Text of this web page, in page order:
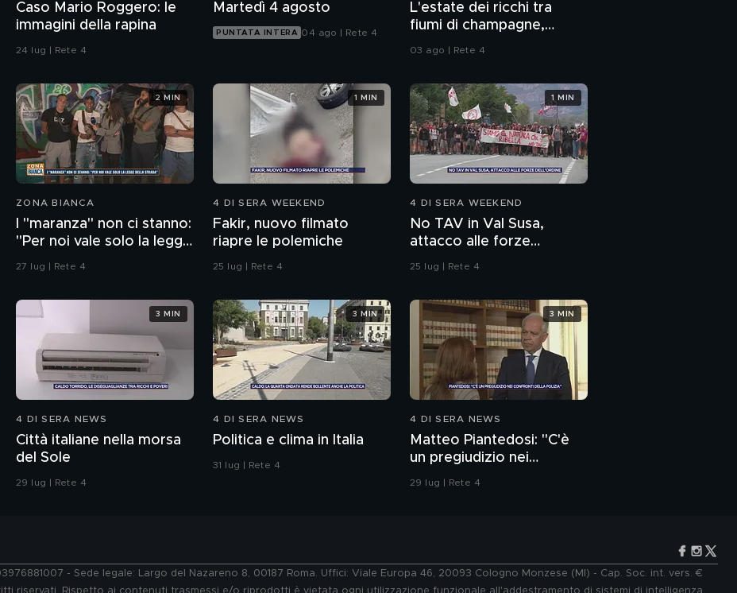
Caso Mario Roggero: le
immagini della rapina
24 lug | Rete 4
Martedì 4 agosto
PUNTATA INTERA 04 ago | Rete 4
L'estate dei ricchi tra
fiumi di champagne,
ostriche ed eccessi
03 ago | Rete 4
ZONA BIANCA
I "maranza" non ci stanno:
"Per noi vale solo la legge
della strada"
27 lug | Rete 4
2 MIN
4 DI SERA WEEKEND
Fakir, nuovo filmato
riapre le polemiche
25 lug | Rete 4
1 MIN
4 DI SERA WEEKEND
No TAV in Val Susa,
attacco alle forze
dell'ordine
25 lug | Rete 4
1 MIN
4 DI SERA NEWS
Città italiane nella morsa
del Sole
29 lug | Rete 4
3 MIN
4 DI SERA NEWS
Politica e clima in Italia
31 lug | Rete 4
3 MIN
4 DI SERA NEWS
Matteo Piantedosi: "C'è
un pregiudizio nei
confronti della polizia"
29 lug | Rete 4
3 MIN
- Sede legale: Largo del Nazareno 8, 00187 Roma. Uffici: Viale Europa 46, 20093 Cologno Monzese (MI) - Cap. Soc. int. vers. €